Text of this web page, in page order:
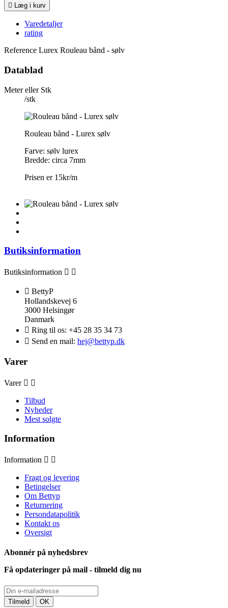
 Læg i kurv
Varedetaljer
rating
Reference Lurex Rouleau bånd - sølv
Datablad
Meter eller Stk
/stk
Rouleau bånd - Lurex sølv
Farve: sølv lurex
Bredde: circa 7mm
Prisen er 15kr/m
Butiksinformation
Butiksinformation  
 BettyP
Hollandskevej 6
3000 Helsingør
Danmark
 Ring til os: +45 28 35 34 73
 Send en mail: hej@bettyp.dk
Varer
Varer  
Tilbud
Nyheder
Mest solgte
Information
Information  
Fragt og levering
Betingelser
Om Bettyp
Returnering
Persondatapolitik
Kontakt os
Oversigt
Abonnér på nyhedsbrev
Få opdateringer på mail - tilmeld dig nu